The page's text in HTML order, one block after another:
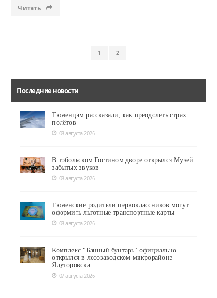
Читать
1 2
Последние новости
Тюменцам рассказали, как преодолеть страх
полётов
08 августа 2026
В тобольском Гостином дворе открылся Музей
забытых звуков
08 августа 2026
Тюменские родители первоклассников могут
оформить льготные транспортные карты
08 августа 2026
Комплекс "Банный бунтарь" официально
открылся в лесозаводском микрорайоне
Ялуторовска
07 августа 2026